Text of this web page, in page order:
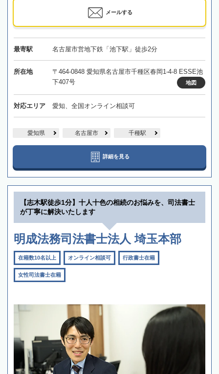
メールする
最寄駅 名古屋市営地下鉄「池下駅」徒歩2分
所在地
〒464-0848 愛知県名古屋市千種区春岡1-4-8 ESSE池
下407号
地図
対応エリア 愛知、全国オンライン相談可
愛知県 名古屋市 千種駅
詳細を見る
【志木駅徒歩1分】十人十色の相続のお悩みを、司法書士
が丁寧に解決いたします
明成法務司法書士法人 埼玉本部
在籍数10名以上 オンライン相談可 行政書士在籍
女性司法書士在籍